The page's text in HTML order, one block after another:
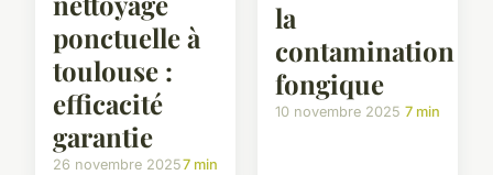
ponctuelle à
toulouse :
efficacité
garantie
26 novembre 20257 min
la
contamination
fongique
10 novembre 2025 7 min